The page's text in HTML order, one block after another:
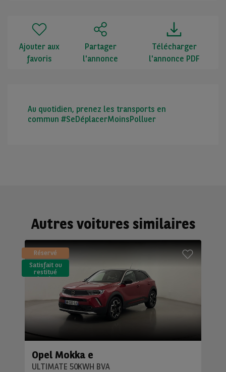
Ajouter aux
favoris
Partager
l'annonce
Télécharger
l'annonce PDF
Au quotidien, prenez les transports en
commun #SeDéplacerMoinsPolluer
Autres voitures similaires
Réservé
Satisfait ou
restitué
(LLD)*
Opel Mokka e
ULTIMATE 50KWH BVA